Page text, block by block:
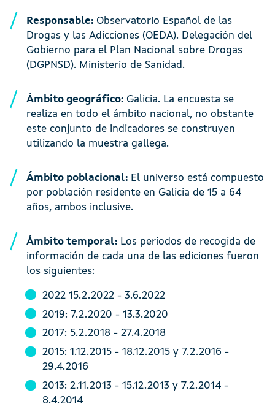
Responsable: Observatorio Español de las
Drogas y las Adicciones (OEDA). Delegación del
Gobierno para el Plan Nacional sobre Drogas
(DGPNSD). Ministerio de Sanidad.
Ámbito geográfico: Galicia. La encuesta se
realiza en todo el ámbito nacional, no obstante
este conjunto de indicadores se construyen
utilizando la muestra gallega.
Ámbito poblacional: El universo está compuesto
por población residente en Galicia de 15 a 64
años, ambos inclusive.
Ámbito temporal: Los períodos de recogida de
información de cada una de las ediciones fueron
los siguientes:
2022 15.2.2022 - 3.6.2022
2019: 7.2.2020 - 13.3.2020
2017: 5.2.2018 - 27.4.2018
2015: 1.12.2015 - 18.12.2015 y 7.2.2016 -
29.4.2016
2013: 2.11.2013 - 15.12.2013 y 7.2.2014 -
8.4.2014